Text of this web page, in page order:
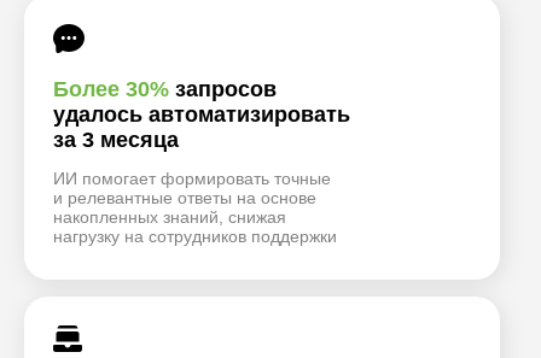
Более 30% запросов
удалось автоматизировать
за 3 месяца
ИИ помогает формировать точные
и релевантные ответы на основе
накопленных знаний, снижая
нагрузку на сотрудников поддержки